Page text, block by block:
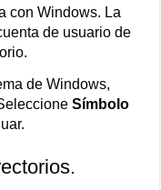
con Windows. La
de usuario de
de Windows,
Símbolo